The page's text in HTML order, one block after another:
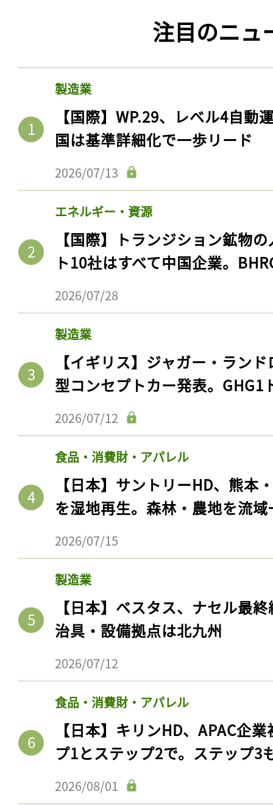
注目のニュ
製造業
【国際】WP.29、レベル4自動
国は基準詳細化で一歩リード
2026/07/13
エネルギー・資源
【国際】トランジション鉱物
ト10社はすべて中国企業。
2026/07/28
製造業
【イギリス】ジャガー・ラン
型コンセプトカー発表。GHG1
2026/07/12
食品・消費財・アパレル
【日本】サントリーHD、熊本
を湿地再生。森林・農地を流
2026/07/15
製造業
【日本】ベスタス、ナセル最
治具・設備拠点は北九州
2026/07/12
食品・消費財・アパレル
【日本】キリンHD、APAC企
プ1とステップ2で。ステップ3
2026/08/01
記事をお気に入りに
ログインが必